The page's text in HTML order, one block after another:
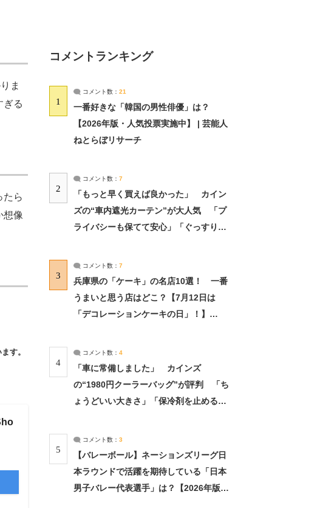
ま
ぎる
たら
想像
す。
コメントランキング
1
コメント数： 21
一番好きな「韓国の男性俳優」は？
【2026年版・人気投票実施中】 | 芸能人
ねとらぼリサーチ
2
コメント数： 7
「もっと早く買えば良かった」 カイン
ズの“車内遮光カーテン”が大人気 「プ
ライバシーも保てて安心」「ぐっすり眠
3
コメント数： 7
兵庫県の「ケーキ」の名店10選！ 一番
うまいと思う店はどこ？【7月12日は
「デコレーションケーキの日」！】
4
コメント数： 4
「車に常備しました」 カインズ
の“1980円クーラーバッグ”が評判 「ち
ょうどいい大きさ」「保冷剤を止めるベ
5
コメント数： 3
【バレーボール】ネーションズリーグ日
本ラウンドで活躍を期待している「日本
男子バレー代表選手」は？【2026年版・